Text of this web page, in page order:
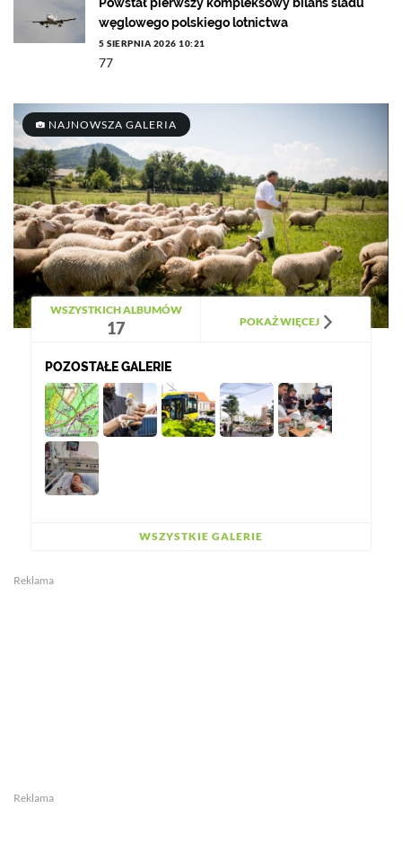
węglowego polskiego lotnictwa
5 SIERPNIA 2026 10:21
77
NAJNOWSZA GALERIA
WSZYSTKICH ALBUMÓW
17 POKAŻ WIĘCEJ
POZOSTAŁE GALERIE
WSZYSTKIE GALERIE
Reklama
Reklama